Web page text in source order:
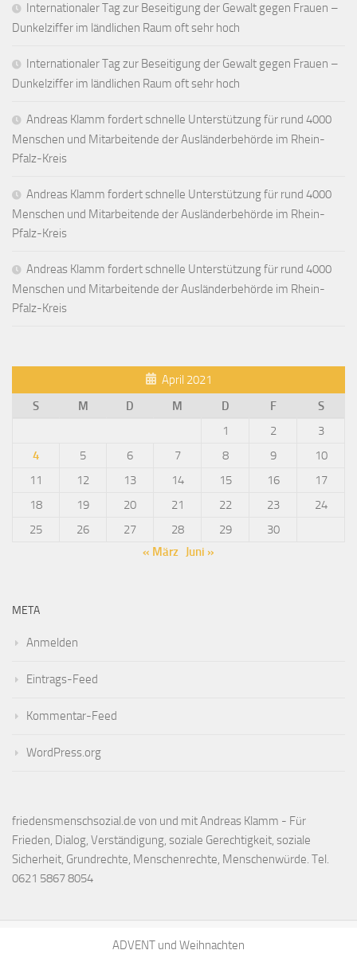
Internationaler Tag zur Beseitigung der Gewalt gegen Frauen –
Dunkelziffer im ländlichen Raum oft sehr hoch
Internationaler Tag zur Beseitigung der Gewalt gegen Frauen –
Dunkelziffer im ländlichen Raum oft sehr hoch
Andreas Klamm fordert schnelle Unterstützung für rund 4000
Menschen und Mitarbeitende der Ausländerbehörde im Rhein-
Pfalz-Kreis
Andreas Klamm fordert schnelle Unterstützung für rund 4000
Menschen und Mitarbeitende der Ausländerbehörde im Rhein-
Pfalz-Kreis
Andreas Klamm fordert schnelle Unterstützung für rund 4000
Menschen und Mitarbeitende der Ausländerbehörde im Rhein-
Pfalz-Kreis
April 2021
S
M D M D F
S
1
2
3
4
5 6 7 8 9
10
11
12 13 14 15 16
17
18
19 20 21 22 23
24
25
26 27 28 29
30
« März Juni »
META
Anmelden
Eintrags-Feed
Kommentar-Feed
WordPress.org
friedensmenschsozial.de von und mit Andreas Klamm - Für
Frieden, Dialog, Verständigung, soziale Gerechtigkeit, soziale
Sicherheit, Grundrechte, Menschenrechte, Menschenwürde. Tel.
0621 5867 8054
ADVENT und Weihnachten